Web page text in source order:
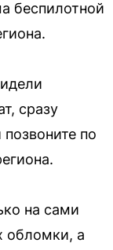
беспилотной
сразу
по
на сами
обломки, а